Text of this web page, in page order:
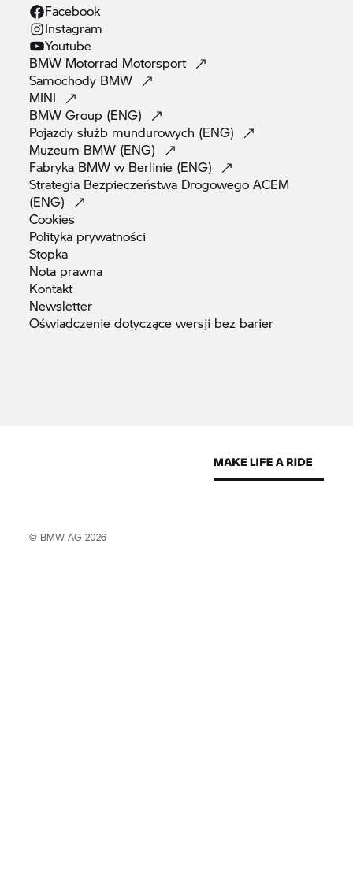
Facebook
Instagram
Youtube
BMW Motorrad Motorsport
Samochody BMW
MINI
BMW Group (ENG)
Pojazdy służb mundurowych (ENG)
Muzeum BMW (ENG)
Fabryka BMW w Berlinie (ENG)
Strategia Bezpieczeństwa Drogowego ACEM
(ENG)
Cookies
Polityka prywatności
Stopka
Nota prawna
Kontakt
Newsletter
Oświadczenie dotyczące wersji bez barier
© BMW AG 2026